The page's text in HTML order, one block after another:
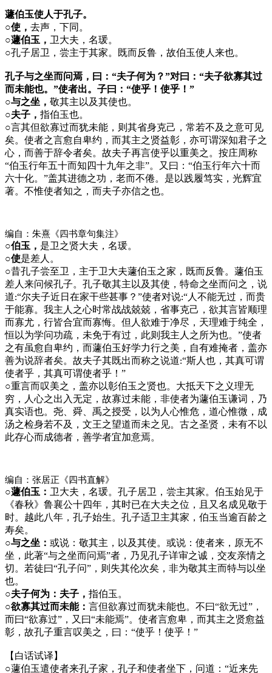
蘧伯玉使人于孔子。
○使， 去声，下同。
○蘧伯玉， 卫大夫，名瑗。
○孔子居卫，尝主于其家。既而反鲁，故伯玉使人来也。
孔子与之坐而问焉，曰：“夫子何为？”对曰：“夫子欲寡其过
而未能也。”使者出。子曰：“使乎！使乎！”
○与之坐， 敬其主以及其使也。
○夫子， 指伯玉也。
○言其但欲寡过而犹未能，则其省身克己，常若不及之意可见
矣。使者之言愈自卑约，而其主之贤益彰，亦可谓深知君子之
心，而善于辞令者矣。故夫子再言使乎以重美之。按庄周称
“伯玉行年五十而知四十九年之非”。又曰：“伯玉行年六十而
六十化。”盖其进德之功，老而不倦。是以践履笃实，光辉宜
著。不惟使者知之，而夫子亦信之也。
编自：朱熹《四书章句集注》
○伯玉， 是卫之贤大夫，名瑗。
○使是差人。
○昔孔子尝至卫，主于卫大夫蘧伯玉之家，既而反鲁。蘧伯玉
差人来问候孔子。孔子敬其主以及其使，特命之坐而问之，说
道:“尔夫子近日在家干些甚事？”使者对说:“人不能无过，而贵
于能寡。我主人之心时常战战兢兢，省事克己，欲其言皆顺理
而寡尤，行皆合宜而寡悔。但人欲难于净尽，天理难于纯全，
恒以为学问功疏，未免于有过，此则我主人之所为也。”使者
之有虽愈自卑约，而蘧伯玉好学力行之美，自有难掩者，盖亦
善为说辞者矣。故夫子其既出而称之说道:“斯人也，其真可谓
使者乎，其真可谓使者乎！”
○重言而叹美之，盖亦以彰伯玉之贤也。大抵天下之义理无
穷，人心之出入无定，故寡过未能，非使者为蘧伯玉谦词，乃
真实语也。尧、舜、禹之授受，以为人心惟危，道心惟微，成
汤之检身若不及，文王之望道而未之见。古之圣贤，未有不以
此存心而成德者，善学者宜加意焉。
编自：张居正《四书直解》
○蘧伯玉： 卫大夫，名瑗。孔子居卫，尝主其家。伯玉始见于
《春秋》鲁襄公十四年，其时已在大夫之位，且又名成见敬于
时。越此八年，孔子始生。孔子适卫主其家，伯玉当逾百龄之
寿矣。
○与之坐： 或说：敬其主，以及其使。或说：使者来，原无不
坐，此著“与之坐而问焉”者，乃见孔子详审之诚，交友亲情之
切。若徒曰“孔子问”，则失其伦次矣，非为敬其主而特与以坐
也。
○夫子何为：夫子， 指伯玉。
○欲寡其过而未能： 言但欲寡过而犹未能也。不曰“欲无过”，
而曰“欲寡过”，又曰“未能焉”。使者言愈卑，而其主之贤愈益
彰，故孔子重言叹美之，曰：“使乎！使乎！”
【白话试译】
○蘧伯玉遣使者来孔子家，孔子和使者坐下，问道：“近来先